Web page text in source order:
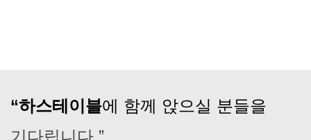
“하스테이블에 함께 앉으실 분들을
기다립니다.”